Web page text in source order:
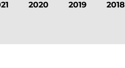
2020 2019 2018